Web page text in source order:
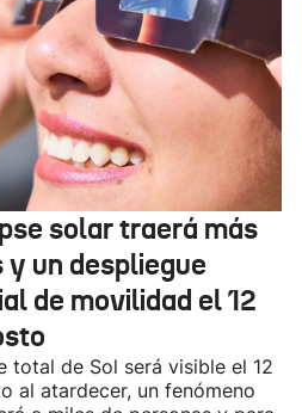
solar traerá más
un despliegue
de movilidad el 12
total de Sol será visible el 12
al atardecer, un fenómeno